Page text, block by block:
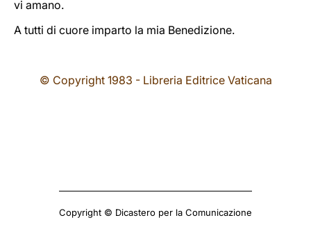
vi amano.
A tutti di cuore imparto la mia Benedizione.
© Copyright 1983 - Libreria Editrice Vaticana
Copyright © Dicastero per la Comunicazione